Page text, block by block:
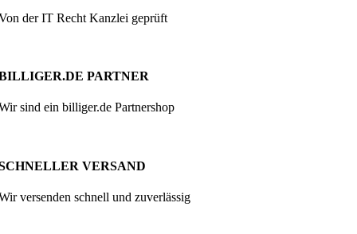
der IT Recht Kanzlei geprüft
PARTNER
sind ein billiger.de Partnershop
VERSAND
versenden schnell und zuverlässig